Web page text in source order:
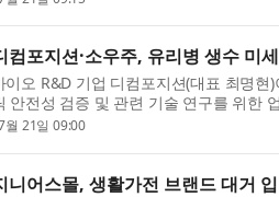
컴포지션·소우주, 유리병 생수 미
이오 R&D 기업 디컴포지션(대표 최명
안전성 검증 및 관련 기술 연구를 위한
센서를 기반으로 미...
월 21일 09:00
니어스몰, 생활가전 브랜드 대거